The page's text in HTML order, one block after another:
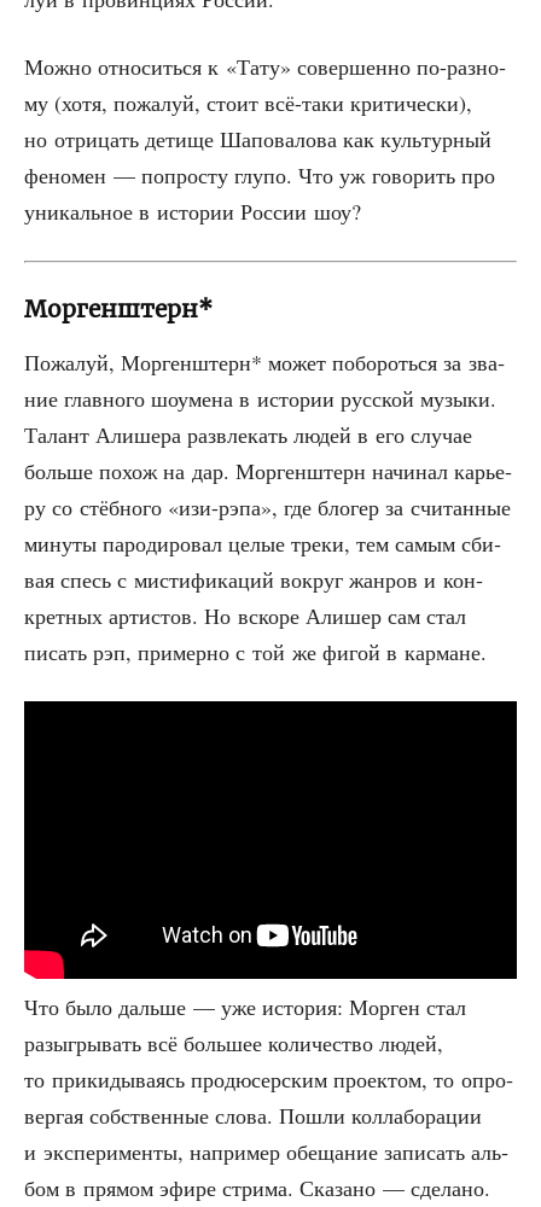
Мож­но отно­сить­ся к «Тату» совер­шен­но по-раз­но­
му (хотя, пожа­луй, сто­ит всё-таки кри­ти­че­ски),
но отри­цать дети­ще Шапо­ва­ло­ва как куль­тур­ный
фено­мен — попро­сту глу­по. Что уж гово­рить про
уни­каль­ное в исто­рии Рос­сии шоу?
Моргенштерн*
Пожа­луй, Мор­ген­штерн* может побо­роть­ся за зва­
ние глав­но­го шоуме­на в исто­рии рус­ской музы­ки.
Талант Али­ше­ра раз­вле­кать людей в его слу­чае
боль­ше похож на дар. Мор­ген­штерн начи­нал карье­
ру со стёб­но­го «изи-рэпа», где бло­гер за счи­тан­ные
мину­ты паро­ди­ро­вал целые тре­ки, тем самым сби­
вая спесь с мисти­фи­ка­ций вокруг жан­ров и кон­
крет­ных арти­стов. Но вско­ре Али­шер сам стал
писать рэп, при­мер­но с той же фигой в кармане.
Что было даль­ше — уже исто­рия: Мор­ген стал
разыг­ры­вать всё боль­шее коли­че­ство людей,
то при­ки­ды­ва­ясь про­дю­сер­ским про­ек­том, то опро­
вер­гая соб­ствен­ные сло­ва. Пошли кол­ла­бо­ра­ции
и экс­пе­ри­мен­ты, напри­мер обе­ща­ние запи­сать аль­
бом в пря­мом эфи­ре стри­ма. Ска­за­но — сде­ла­но.